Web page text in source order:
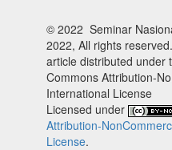
© 2022 Seminar
2022, All rights
article distributed under
Commons Attribution-
International License
Licensed under
Attribution-
License.